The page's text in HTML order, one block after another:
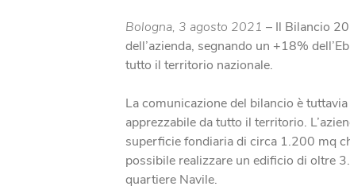
Bologna, 3 agosto 2021 – Il Bilancio
dell’azienda, segnando un +18%
tutto il territorio nazionale.
La comunicazione del bilancio è
apprezzabile da tutto il territorio.
superficie fondiaria di circa 1.200 mq
possibile realizzare un edificio di oltre
quartiere Navile.